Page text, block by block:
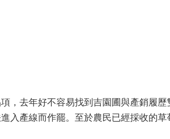
，去年好不容易找到吉園圃與產銷履
入產線而作罷。至於農民已經採收的